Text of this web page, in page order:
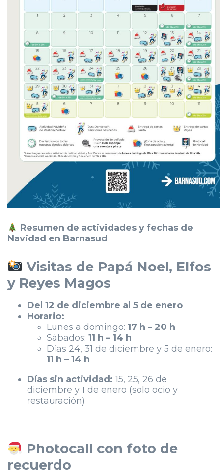
Resumen de actividades y fechas de
Navidad en Barnasud
Visitas de Papá Noel, Elfos
y Reyes Magos
Del 12 de diciembre al 5 de enero
Horario:
Lunes a domingo: 17 h – 20 h
Sábados: 11 h – 14 h
Días 24, 31 de diciembre y 5 de enero:
11 h – 14 h
Días sin actividad:15, 25, 26 de
diciembre y 1 de enero (solo ocio y
restauración)
Photocall con foto de
recuerdo